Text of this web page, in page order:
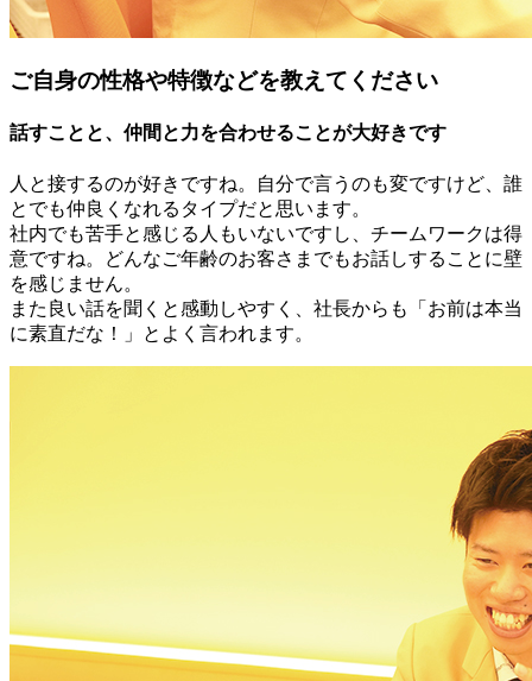
ご自身の性格や特徴などを教えてください
話すことと、仲間と力を合わせることが大好きです
人と接するのが好きですね。自分で言うのも変ですけど、誰
とでも仲良くなれるタイプだと思います。
社内でも苦手と感じる人もいないですし、チームワークは得
意ですね。どんなご年齢のお客さまでもお話しすることに壁
を感じません。
また良い話を聞くと感動しやすく、社長からも「お前は本当
に素直だな！」とよく言われます。